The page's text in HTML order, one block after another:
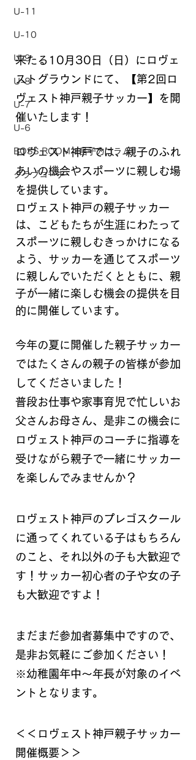
U-11
U-10
U-9
U-8
U-7
U-6
BOSS ROOM（昌子力コラム）
クラブコーチ
来たる10月30日（日）にロヴェ
ストグラウンドにて、【第2回ロ
ヴェスト神戸親子サッカー】を開
催いたします！
ロヴェスト神戸では、親子のふれ
あいの機会やスポーツに親しむ場
を提供しています。
ロヴェスト神戸の親子サッカー
は、こどもたちが生涯にわたって
スポーツに親しむきっかけになる
よう、サッカーを通じてスポーツ
に親しんでいただくとともに、親
子が一緒に楽しむ機会の提供を目
的に開催しています。
今年の夏に開催した親子サッカー
ではたくさんの親子の皆様が参加
してくださいました！
普段お仕事や家事育児で忙しいお
父さんお母さん、是非この機会に
ロヴェスト神戸のコーチに指導を
受けながら親子で一緒にサッカー
を楽しんでみませんか？
ロヴェスト神戸のプレゴスクール
に通ってくれている子はもちろん
のこと、それ以外の子も大歓迎で
す！サッカー初心者の子や女の子
も大歓迎ですよ！
まだまだ参加者募集中ですので、
是非お気軽にご参加ください！
※幼稚園年中～年長が対象のイベ
ントとなります。
＜＜ロヴェスト神戸親子サッカー
開催概要＞＞